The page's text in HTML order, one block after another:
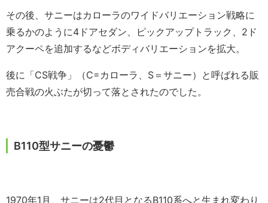
その後、サニーはカローラのワイドバリエーション戦略に
乗るかのように4ドアセダン、ピックアップトラック、2ド
アクーペを追加するなどボディバリエーションを拡大。
後に「CS戦争」（C=カローラ、S＝サニー）と呼ばれる販
売合戦の火ぶたが切って落とされたのでした。
B110型サニーの憂鬱
1970年1月、サニーは2代目となるB110系へと生まれ変わり